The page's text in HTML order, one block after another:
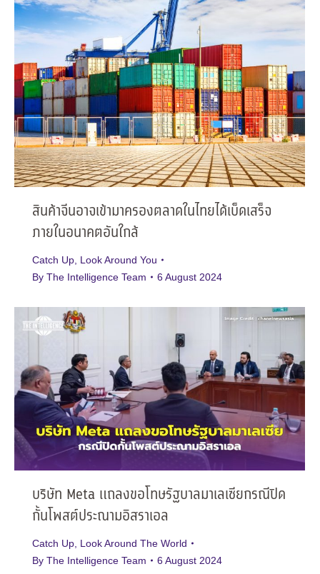
สินค้าจีนอาจเข้ามาครองตลาดในไทยได้เบ็ดเสร็จ
ภายในอนาคตอันใกล้
Catch Up Look Around You
By The Intelligence Team 6 August 2024
บริษัท Meta แถลงขอโทษรัฐบาลมาเลเซียกรณีปิด
กั้นโพสต์ประณามอิสราเอล
Catch Up Look Around The World
By The Intelligence Team 6 August 2024